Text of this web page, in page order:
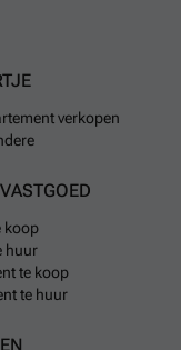
verkopen
koop
huur
te koop
te huur